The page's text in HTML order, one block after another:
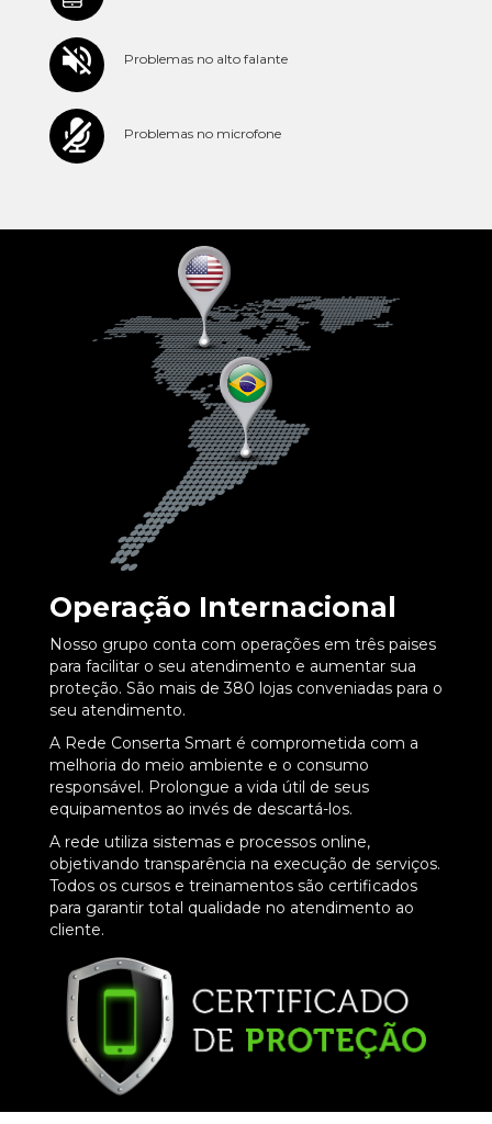
Problemas no alto falante
Problemas no microfone
Operação Internacional
Nosso grupo conta com operações em três paises
para facilitar o seu atendimento e aumentar sua
proteção. São mais de 380 lojas conveniadas para o
seu atendimento.
A Rede Conserta Smart é comprometida com a
melhoria do meio ambiente e o consumo
responsável. Prolongue a vida útil de seus
equipamentos ao invés de descartá-los.
A rede utiliza sistemas e processos online,
objetivando transparência na execução de serviços.
Todos os cursos e treinamentos são certificados
para garantir total qualidade no atendimento ao
cliente.